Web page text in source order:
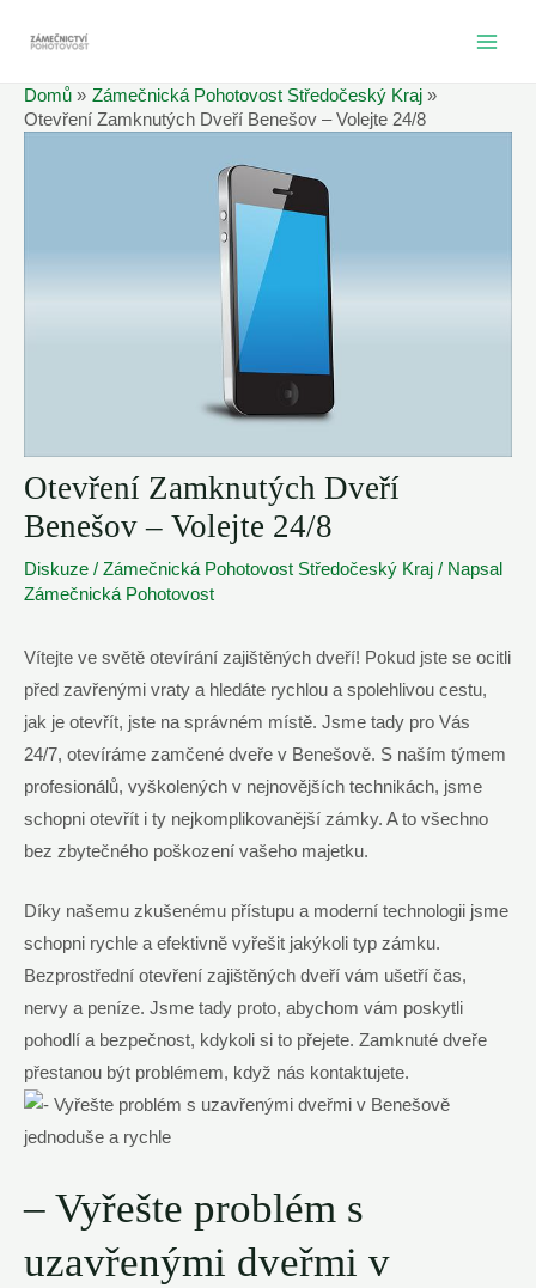
Domů
Zámečnická Pohotovost Středočeský Kraj
Otevření Zamknutých Dveří Benešov – Volejte 24/8
Otevření Zamknutých Dveří
Benešov – Volejte 24/8
Diskuze / Zámečnická Pohotovost Středočeský Kraj / Napsal
Zámečnická Pohotovost
Vítejte ve světě otevírání zajištěných dveří! Pokud jste se ocitli
před zavřenými vraty a hledáte rychlou a spolehlivou cestu,
jak je otevřít, jste na správném místě. Jsme tady pro Vás
24/7, otevíráme zamčené dveře v Benešově. S naším týmem
profesionálů, vyškolených v nejnovějších technikách, jsme
schopni otevřít i ty nejkomplikovanější zámky. A to všechno
bez zbytečného poškození vašeho majetku.
Díky našemu zkušenému přístupu a moderní technologii jsme
schopni rychle a efektivně vyřešit jakýkoli typ zámku.
Bezprostřední otevření zajištěných dveří vám ušetří čas,
nervy a peníze. Jsme tady proto, abychom vám poskytli
pohodlí a bezpečnost, kdykoli si to přejete. Zamknuté dveře
přestanou být problémem, když nás kontaktujete.
– Vyřešte problém s
uzavřenými dveřmi v